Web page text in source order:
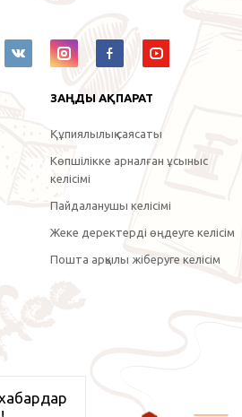
ЗАҢДЫ АҚПАРАТ
Құпиялылық саясаты
Көпшілікке арналған ұсыныс
келісімі
Пайдаланушы келісімі
Жеке деректерді өңдеуге келісім
Пошта арқылы жіберуге келісім